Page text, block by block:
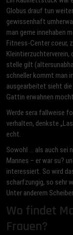
Globus drauf tun
gewissenhaft
man gerne innehaben
Fitness-Center coeur,
Kleintierzuchterverein,
stelle gilt
schneller kommt man
ausgearbeitet sieht die
Gattin erwahnen
Werde sera fallweise
verhalten, denkste
echt.
Sowohl … als auch sei
Mannes – er war su?
interessiert. So wird
scharfzungig, so sehr
Unter anderem
Wo findet
Frauen?